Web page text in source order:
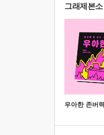
그래제본소
우아한 존버력